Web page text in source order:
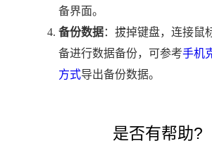
备界面。
备份数据：拔掉键盘，连接鼠
备进行数据备份，可参考手机
方式导出备份数据。
是否有帮助?